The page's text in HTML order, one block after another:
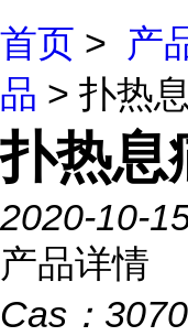
首页 > 产
品 > 扑热
扑热息
2020-10-
产品详情
Cas：